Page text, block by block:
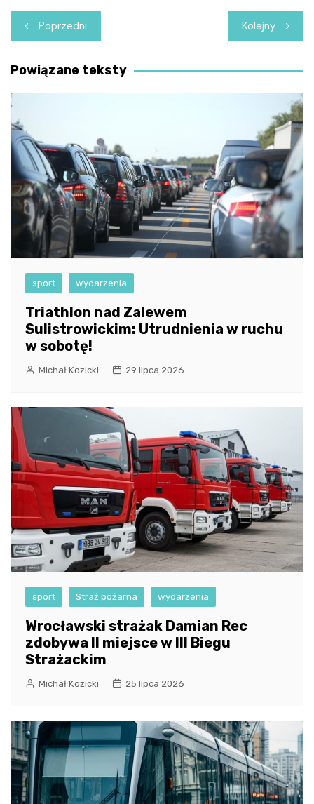
Nawigacja
wpisu
Poprzedni Kolejny
Powiązane teksty
sport wydarzenia
Triathlon nad Zalewem
Sulistrowickim: Utrudnienia w ruchu
w sobotę!
Michał Kozicki 29 lipca 2026
sport Straż pożarna wydarzenia
Wrocławski strażak Damian Rec
zdobywa II miejsce w III Biegu
Strażackim
Michał Kozicki 25 lipca 2026